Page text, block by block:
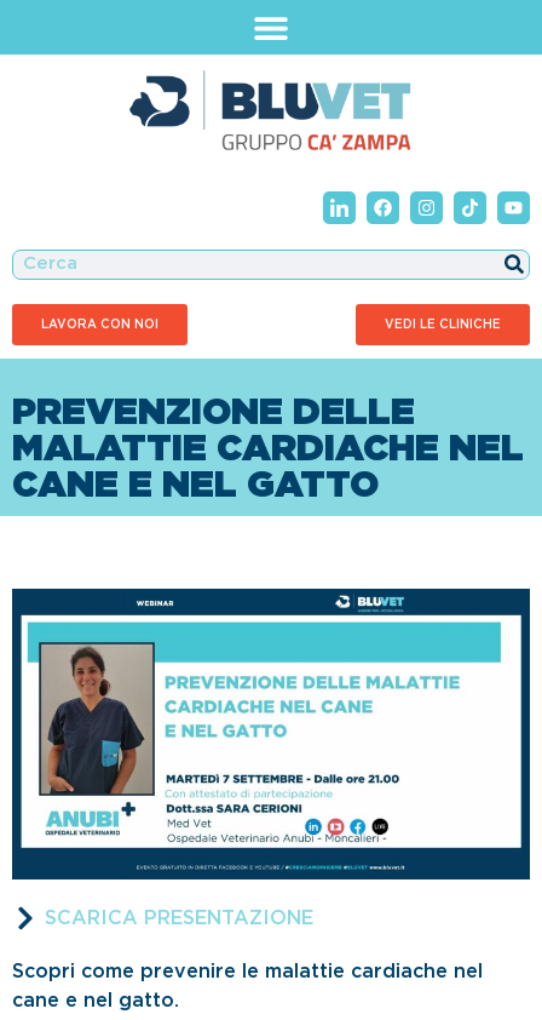
LAVORA CON NOI VEDI LE CLINICHE
PREVENZIONE DELLE
MALATTIE CARDIACHE NEL
CANE E NEL GATTO
SCARICA PRESENTAZIONE
Scopri come prevenire le malattie cardiache nel
cane e nel gatto.